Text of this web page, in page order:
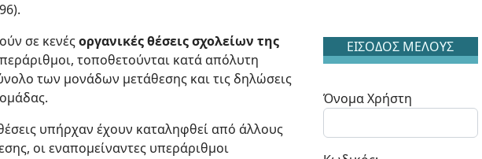
σε κενέςοργανικές θέσεις σχολείων της
τοποθετούνται κατά απόλυτη
των μονάδων μετάθεσης και τις δηλώσεις
υπήρχαν έχουν καταληφθεί από άλλους
οι εναπομείναντες υπεράριθμοι
ΕΙΣΟΔΟΣ ΜΕΛΟΥΣ
Όνομα Χρήστη